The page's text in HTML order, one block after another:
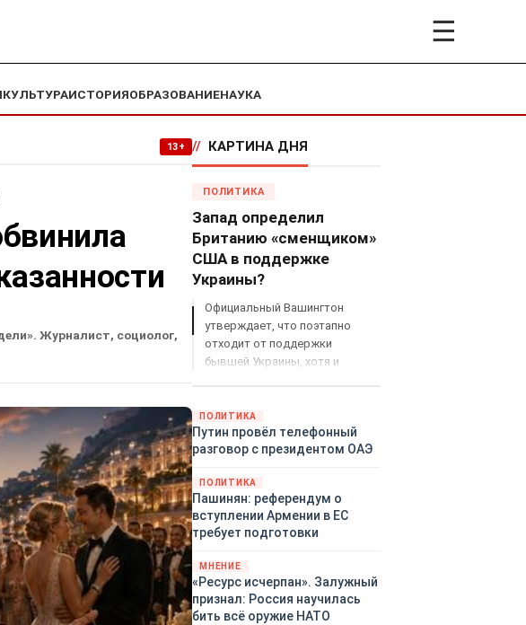
☰
КУЛЬТУРАИСТОРИЯОБРАЗОВАНИЕНАУКА
13+
Журналист, социолог,
// КАРТИНА ДНЯ
ПОЛИТИКА
Запад определил
Британию «сменщиком»
США в поддержке
Украины?
Официальный Вашингтон
утверждает, что поэтапно
отходит от поддержки
бывшей Украины, хотя и
закупленное ранее оружие.
Также американская
администрация скидывает на
киевского режима оружием,
которое стремится продавать
всем новым снабженцам.
Однако часто возникают
предположения о возможном
«сменщике» американцев на
этом позорном посту.
Рассмотрим, кто же рвётся на
ПОЛИТИКА
Путин провёл телефонный
разговор с президентом ОАЭ
ПОЛИТИКА
Пашинян: референдум о
вступлении Армении в ЕС
требует подготовки
МНЕНИЕ
«Ресурс исчерпан». Залужный
признал: Россия научилась
бить всё оружие НАТО